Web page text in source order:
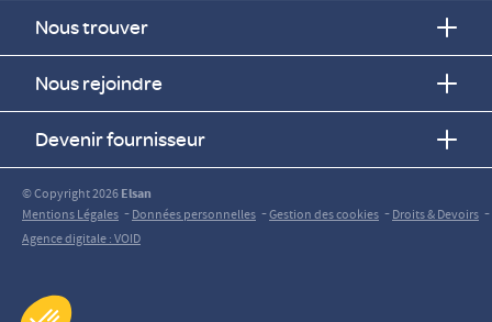
Nous trouver
Nous rejoindre
Devenir fournisseur
© Copyright 2026Elsan
Mentions Légales -Données personnelles -Gestion des cookies -Droits & Devoirs -
Agence digitale : VOID